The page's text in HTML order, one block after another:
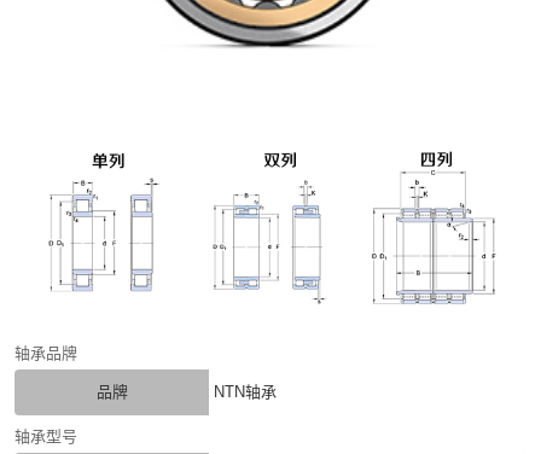
轴承品牌
品牌 NTN轴承
轴承型号